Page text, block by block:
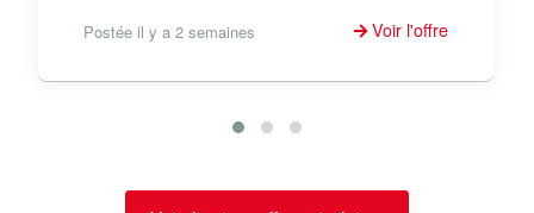
Postée il y a 2 semaines Voir l'offre